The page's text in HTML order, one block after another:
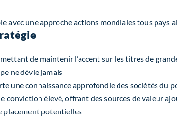
avec une approche actions mondiales tous pays
de maintenir l’accent sur les titres de
ne dévie jamais
une connaissance approfondie des sociétés du
conviction élevé, offrant des sources de valeur
placement potentielles